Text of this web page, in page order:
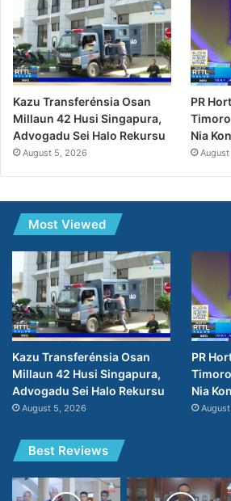
Kazu Transferénsia Osan
Millaun 42 Husi Singapura,
Advogadu Sei Halo Rekursu
August 5, 2026
PR
Nia
Most Viewed
Kazu Transferénsia Osan
Millaun 42 Husi Singapura,
Advogadu Sei Halo Rekursu
August 5, 2026
PR
Nia
Best Reviews